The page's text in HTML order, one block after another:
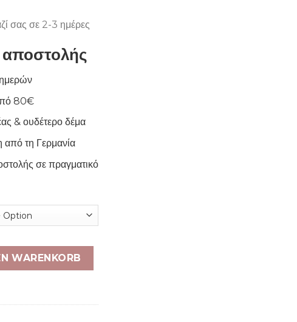
σας σε 2-3 ημέρες
80€
& ουδέτερο δέμα
από τη Γερμανία
σε πραγματικό
WARENKORB